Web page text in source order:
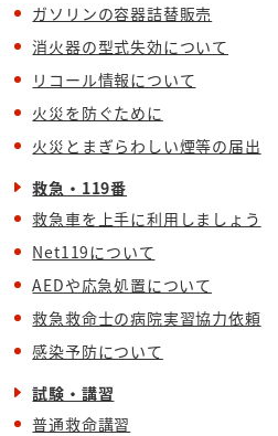
ガソリンの容器詰替販売
消火器の型式失効について
リコール情報について
火災を防ぐために
火災とまぎらわしい煙等の届出
救急・119番
救急車を上手に利用しましょう
Net119について
AEDや応急処置について
救急救命士の病院実習協力依頼
感染予防について
試験・講習
普通救命講習